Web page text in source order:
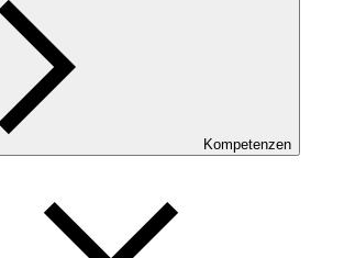
Kompetenzen